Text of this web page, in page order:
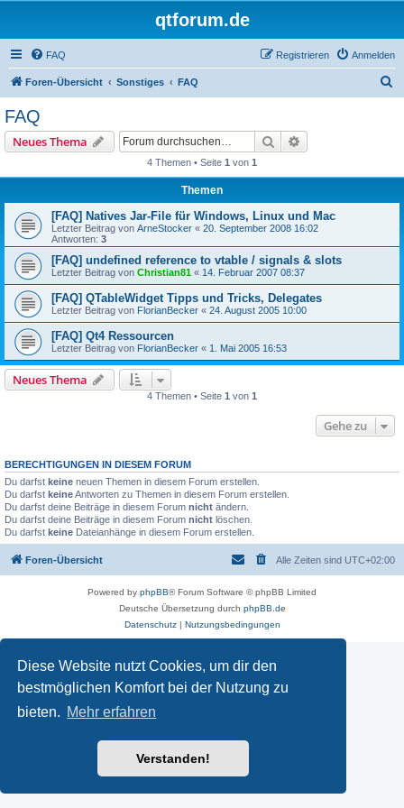
Diese Website nutzt Cookies, um dir den
bestmöglichen Komfort bei der Nutzung zu
bieten. Mehr erfahren
Verstanden!
qtforum.de
FAQ Anmelden
Registrieren
Foren-Übersicht Sonstiges FAQ
FAQ
Neues Thema Suche
4 Themen • Seite 1 von 1
Themen
[FAQ] Natives Jar-File für Windows, Linux und Mac
Letzter Beitrag von ArneStocker « 20. September 2008 16:02
Antworten: 3
[FAQ] undefined reference to vtable / signals & slots
Letzter Beitrag von Christian81 « 14. Februar 2007 08:37
[FAQ] QTableWidget Tipps und Tricks, Delegates
Letzter Beitrag von FlorianBecker « 24. August 2005 10:00
[FAQ] Qt4 Ressourcen
Letzter Beitrag von FlorianBecker « 1. Mai 2005 16:53
Neues Thema
4 Themen • Seite 1 von 1
Gehe zu
BERECHTIGUNGEN IN DIESEM FORUM
Du darfst keine neuen Themen in diesem Forum erstellen.
Du darfst keineAntworten zu Themen in diesem Forum erstellen.
Du darfst deine Beiträge in diesem Forum nicht ändern.
Du darfst deine Beiträge in diesem Forum nicht löschen.
Du darfst keine Dateianhänge in diesem Forum erstellen.
Foren-Übersicht Alle Zeiten sind UTC+02:00
Powered by phpBB® Forum Software © phpBB Limited
Deutsche Übersetzung durch phpBB.de
Datenschutz| Nutzungsbedingungen